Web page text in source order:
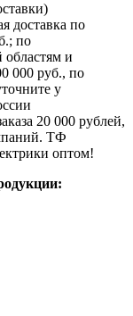
доставка по
по
областям и
000 руб., по
у
20 000 рублей,
ТФ
оптом!